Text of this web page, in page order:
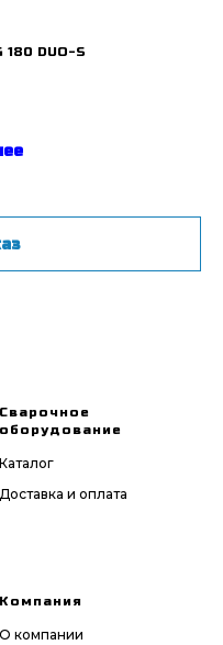
180 DUO-S
Сварочное
оборудование
Каталог
Доставка и оплата
Компания
О компании